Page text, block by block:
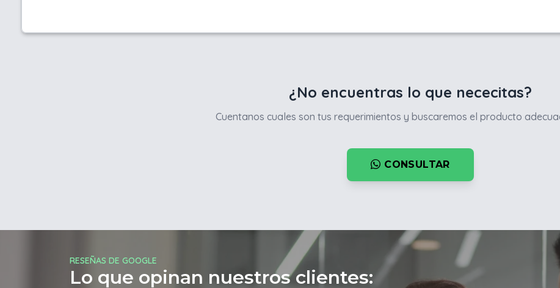
¿No encuentras lo que nececitas?
Cuentanos cuales son tus requerimientos y buscaremos el producto
CONSULTAR
RESEÑAS DE GOOGLE
Lo que opinan nuestros clientes: